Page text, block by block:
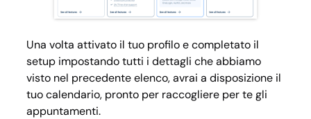
Una volta attivato il tuo profilo e completato il
setup impostando tutti i dettagli che abbiamo
visto nel precedente elenco, avrai a disposizione il
tuo calendario, pronto per raccogliere per te gli
appuntamenti.